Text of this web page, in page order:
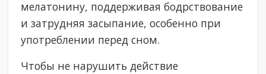
мелатонину, поддерживая бодрствование
и затрудняя засыпание, особенно при
употреблении перед сном.
Чтобы не нарушить действие